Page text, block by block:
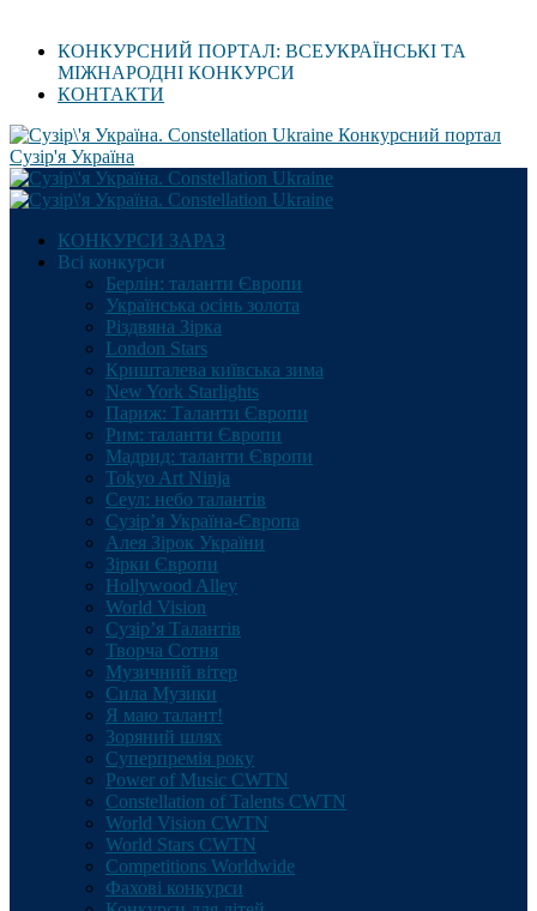
КОНКУРСНИЙ ПОРТАЛ: ВСЕУКРАЇНСЬКІ ТА
МІЖНАРОДНІ КОНКУРСИ
КОНТАКТИ
Конкурсний портал
Сузір'я Україна
КОНКУРСИ ЗАРАЗ
Всі конкурси
Берлін: таланти Європи
Українська осінь золота
Різдвяна Зірка
London Stars
Кришталева київська зима
New York Starlights
Париж: Таланти Європи
Рим: таланти Європи
Мадрид: таланти Європи
Tokyo Art Ninja
Сеул: небо талантів
Сузір’я Україна-Європа
Алея Зірок України
Зірки Європи
Hollywood Alley
World Vision
Сузір’я Талантів
Творча Сотня
Музичний вітер
Сила Музики
Я маю талант!
Зоряний шлях
Суперпремія року
Power of Music CWTN
Constellation of Talents CWTN
World Vision CWTN
World Stars CWTN
Competitions Worldwide
Фахові конкурси